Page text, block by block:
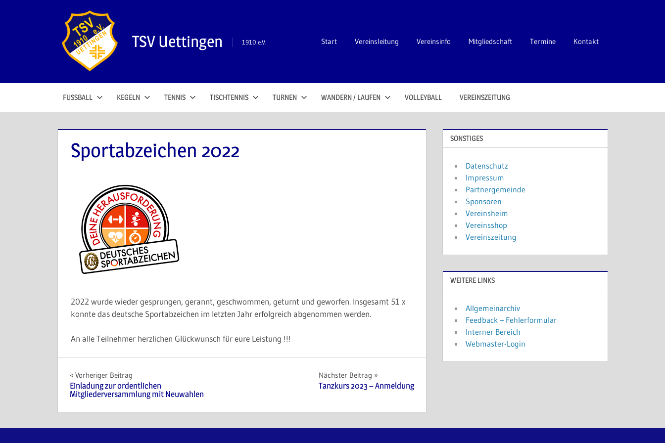
TSV Uettingen 1910 e.V. Start Vereinsleitung Vereinsinfo Mitgliedschaft Termine Kontakt
FUSSBALL KEGELN TENNIS TISCHTENNIS TURNEN WANDERN / LAUFEN VOLLEYBALL VEREINSZEITUNG
Sportabzeichen 2022
2022 wurde wieder gesprungen, gerannt, geschwommen, geturnt und geworfen. Insgesamt 51 x
konnte das deutsche Sportabzeichen im letzten Jahr erfolgreich abgenommen werden.
An alle Teilnehmer herzlichen Glückwunsch für eure Leistung !!!
Beitragsnavigation
Vorheriger Beitrag
Einladung zur ordentlichen
Mitgliederversammlung mit Neuwahlen
Nächster Beitrag
Tanzkurs 2023 – Anmeldung
SONSTIGES
Datenschutz
Impressum
Partnergemeinde
Sponsoren
Vereinsheim
Vereinsshop
Vereinszeitung
WEITERE LINKS
Allgemeinarchiv
Feedback – Fehlerformular
Interner Bereich
Webmaster-Login